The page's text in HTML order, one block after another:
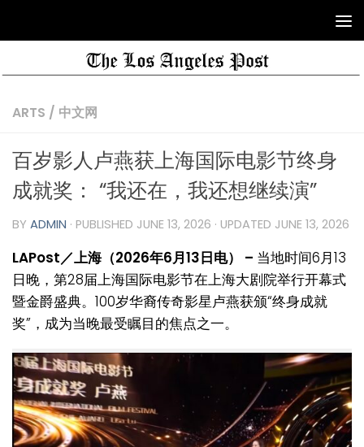
ARTS / 中文网
百岁影人卢燕获上海国际电影节终身
成就奖： “我还在，我还想继续演”
BY ADMIN · PUBLISHED JUNE 13, 2026 · UPDATED JUNE 13, 2026
LAPost／上海（2026年6月13日电） – 当地时间6月13
日晚，第28届上海国际电影节在上海大剧院举行开幕式
暨金爵盛典。100岁华裔传奇影星卢燕获颁“终身成就
奖”，成为当晚最受瞩目的焦点之一。